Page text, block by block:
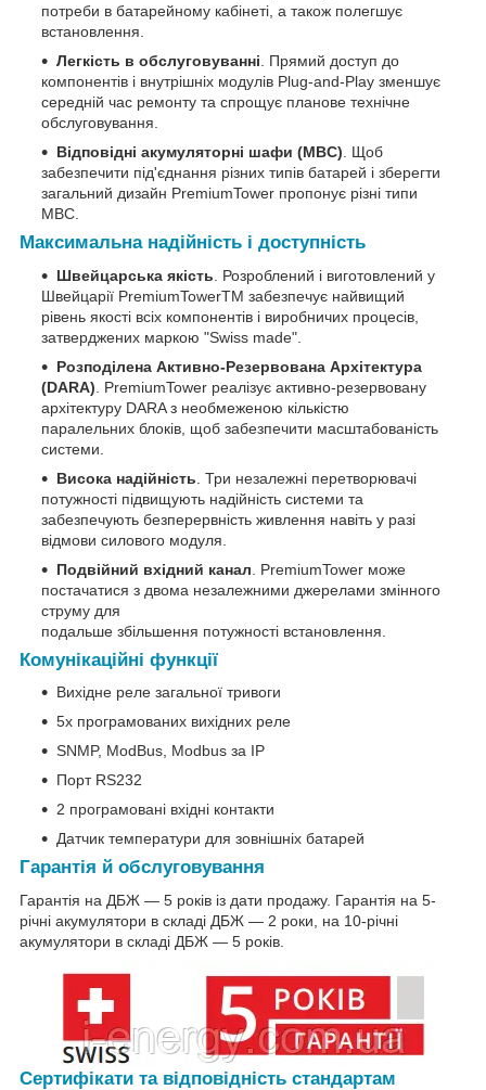
потреби в батарейному кабінеті, а також полегшує
встановлення.
Легкість в обслуговуванні . Прямий доступ до
компонентів і внутрішніх модулів Plug-and-Play зменшує
середній час ремонту та спрощує планове технічне
обслуговування.
Відповідні акумуляторні шафи (MBC) . Щоб
забезпечити під'єднання різних типів батарей і зберегти
загальний дизайн PremiumTower пропонує різні типи
MBC.
Максимальна надійність і доступність
Швейцарська якість . Розроблений і виготовлений у
Швейцарії PremiumTowerTM забезпечує найвищий
рівень якості всіх компонентів і виробничих процесів,
затверджених маркою "Swiss made".
Розподілена Активно-Резервована Архітектура
(DARA) . PremiumTower реалізує активно-резервовану
архітектуру DARA з необмеженою кількістю
паралельних блоків, щоб забезпечити масштабованість
системи.
Висока надійність . Три незалежні перетворювачі
потужності підвищують надійність системи та
забезпечують безперервність живлення навіть у разі
відмови силового модуля.
Подвійний вхідний канал . PremiumTower може
постачатися з двома незалежними джерелами змінного
струму для
подальше збільшення потужності встановлення.
Комунікаційні функції
Вихідне реле загальної тривоги
5x програмованих вихідних реле
SNMP, ModBus, Modbus за IP
Порт RS232
2 програмовані вхідні контакти
Датчик температури для зовнішніх батарей
Гарантія й обслуговування
Гарантія на ДБЖ — 5 років із дати продажу. Гарантія на 5-
річні акумулятори в складі ДБЖ — 2 роки, на 10-річні
акумулятори в складі ДБЖ — 5 років.
Сертифікати та відповідність стандартам